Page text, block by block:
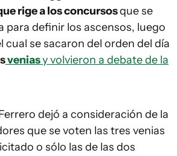
rige a los concursosque se
para definir los ascensos, luego
cual se sacaron del orden del día
veniasy volvieron a debate de la
dejó a consideración de la
que se voten las tres venias
o sólo las de las dos